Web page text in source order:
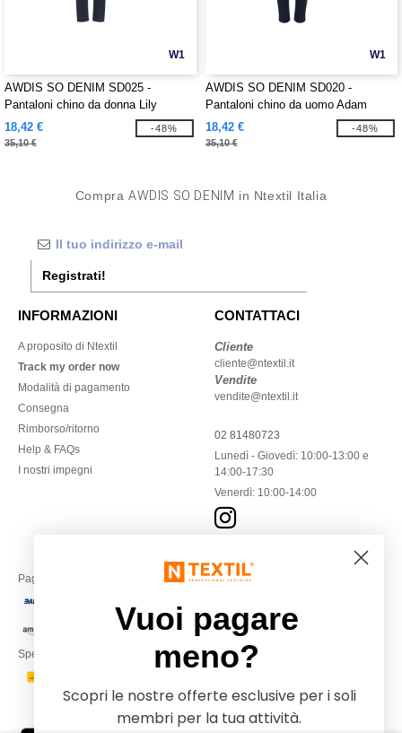
W1
AWDIS SO DENIM SD025 -
Pantaloni chino da donna Lily
18,42 €
35,10 €
-48%
W1
AWDIS SO DENIM SD020 -
Pantaloni chino da uomo Adam
18,42 €
35,10 €
-48%
Compra AWDIS SO DENIM in Ntextil Italia
Registrati!
INFORMAZIONI
A proposito di Ntextil
Track my order now
Modalità di pagamento
Consegna
Rimborso/ritorno
Help & FAQs
I nostri impegni
CONTATTACI
Cliente
cliente@ntextil.it
Vendite
vendite@ntextil.it
02 81480723
Lunedì - Giovedì: 10:00-13:00 e
14:00-17:30
Venerdì: 10:00-14:00
Paga con
Spediamo con
Vuoi pagare
meno?
Scopri le nostre offerte esclusive per i soli
membri per la tua attività.